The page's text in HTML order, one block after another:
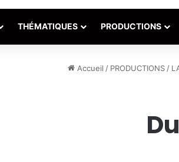
THÉMATIQUES PRODUCTIONS
Accueil / PRODUCTIONS /